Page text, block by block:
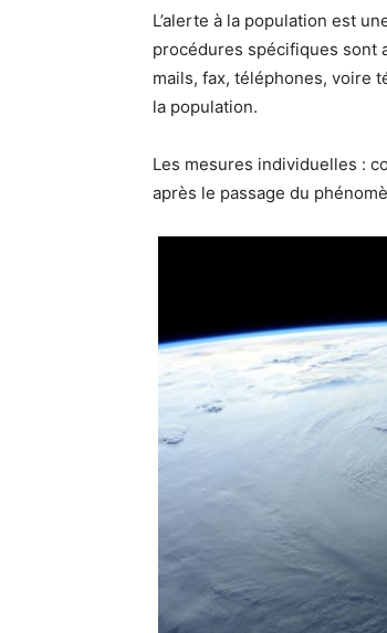
L’alerte à la population est
procédures spécifiques sont
mails, fax, téléphones, voire
la population.
Les mesures individuelles :
après le passage du